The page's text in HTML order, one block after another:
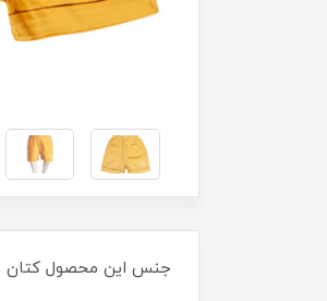
جنس این محصول کتان و